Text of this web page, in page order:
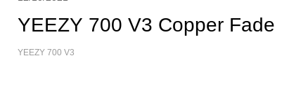
YEEZY 700 V3 Copper Fade
YEEZY 700 V3